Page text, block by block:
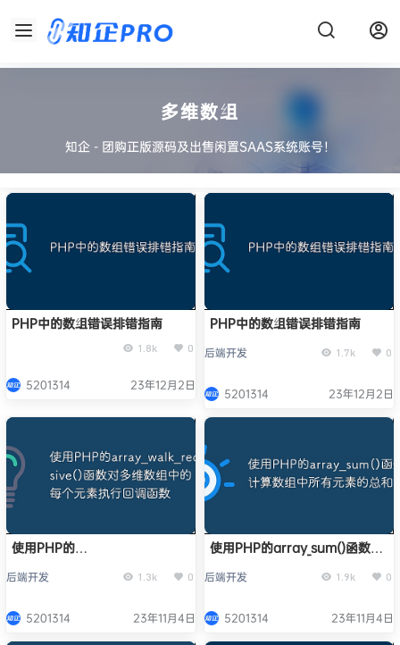
多维数组
知企 - 团购正版源码及出售闲置SAAS系统账号！
PHP中的数组错误排错指南
1.8k 0
5201314 23年12月2日
PHP中的数组错误排错指南
后端开发 1.7k 0
5201314 23年12月2日
使用PHP的
多维数组中的每个元素执行回调
后端开发 1.3k 0
5201314 23年11月4日
使用PHP的array_sum()函数计
后端开发 1.9k 0
5201314 23年11月4日